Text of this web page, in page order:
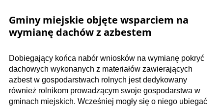
Gminy miejskie objęte wsparciem na
wymianę dachów z azbestem
Dobiegający końca nabór wniosków na wymianę pokryć
dachowych wykonanych z materiałów zawierających
azbest w gospodarstwach rolnych jest dedykowany
również rolnikom prowadzącym swoje gospodarstwa w
gminach miejskich. Wcześniej mogły się o niego ubiegać